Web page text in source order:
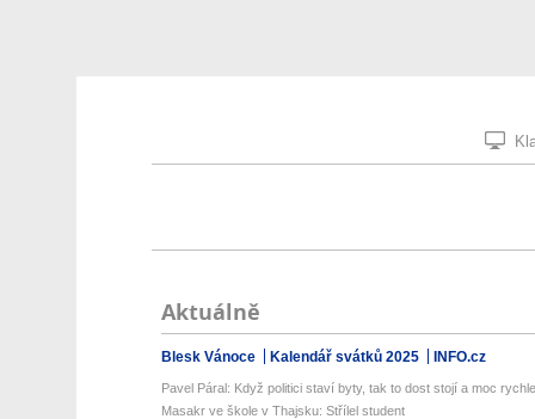
Aktuálně
Blesk Vánoce Kalendář svátků 2025 INFO.cz
Pavel Páral: Když politici staví byty, tak to dost stojí a moc
Masakr ve škole v Thajsku: Střílel student